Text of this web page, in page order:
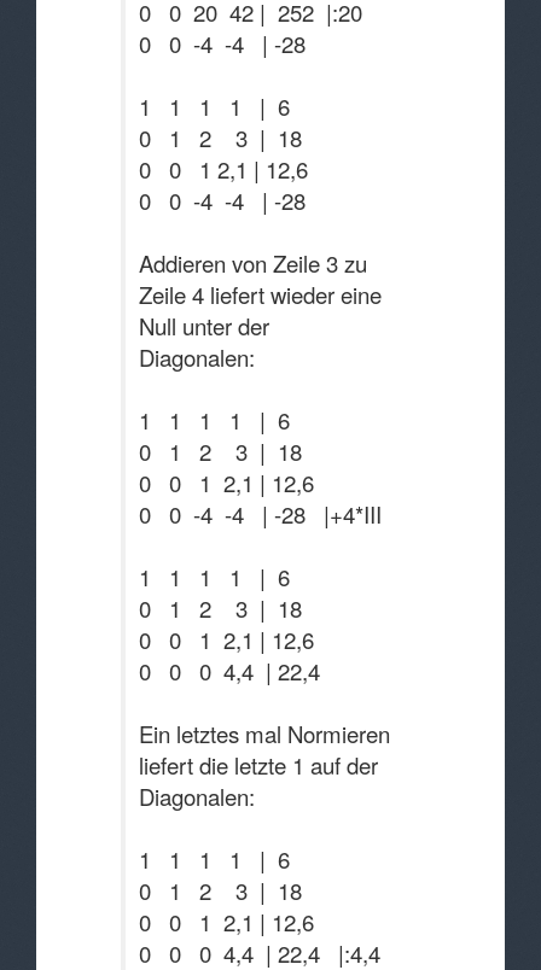
0 0 20 42 | 252 |:20
0 0 -4 -4 | -28
1 1 1 1 | 6
0 1 2 3 | 18
0 0 1 2,1 | 12,6
0 0 -4 -4 | -28
Addieren von Zeile 3 zu
Zeile 4 liefert wieder eine
Null unter der
Diagonalen:
1 1 1 1 | 6
0 1 2 3 | 18
0 0 1 2,1 | 12,6
0 0 -4 -4 | -28 |+4*III
1 1 1 1 | 6
0 1 2 3 | 18
0 0 1 2,1 | 12,6
0 0 0 4,4 | 22,4
Ein letztes mal Normieren
liefert die letzte 1 auf der
Diagonalen:
1 1 1 1 | 6
0 1 2 3 | 18
0 0 1 2,1 | 12,6
0 0 0 4,4 | 22,4 |:4,4